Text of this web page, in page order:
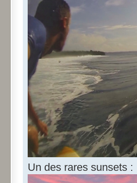
Un des rares sunsets :